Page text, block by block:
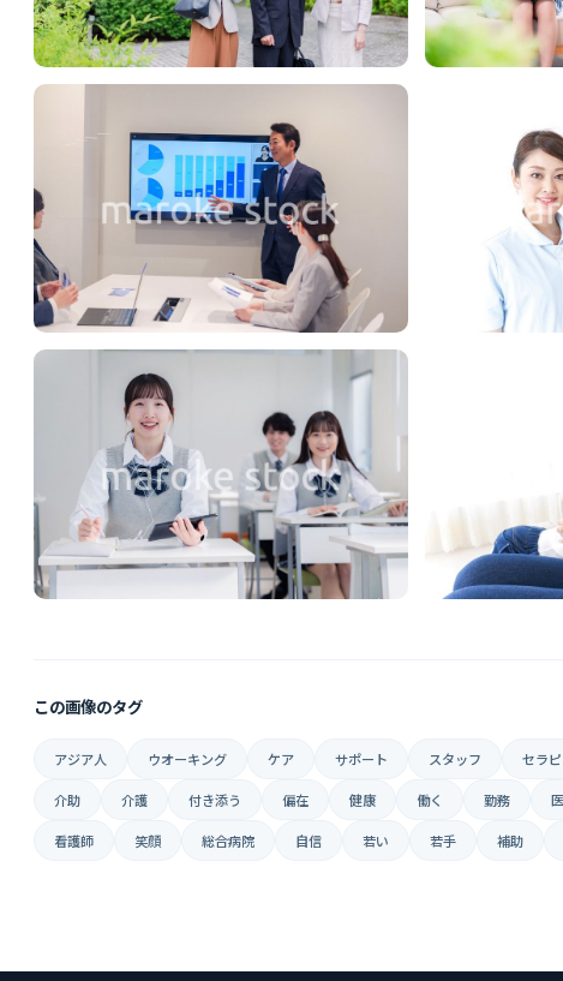
この画像のタグ
アジア人 ウオーキング ケア サポート スタッフ セラ
介助 介護 付き添う 偏在 健康 働く 勤務
看護師 笑顔 総合病院 自信 若い 若手 補助